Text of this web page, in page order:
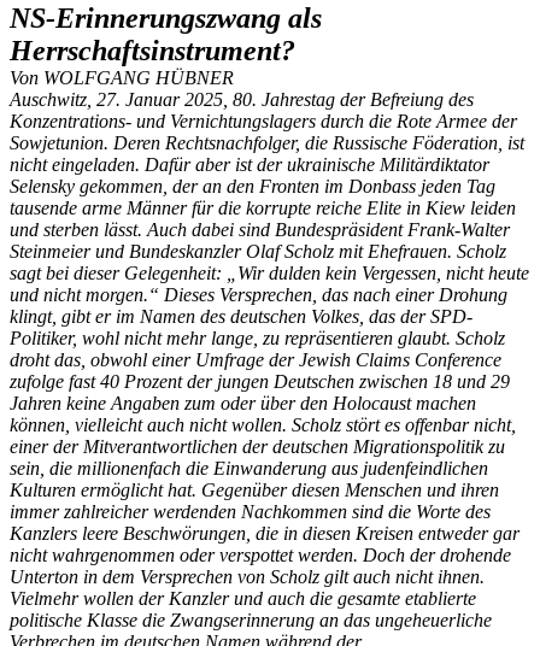
NS-Erinnerungszwang als
Herrschaftsinstrument?
Von WOLFGANG HÜBNER
Auschwitz, 27. Januar 2025, 80. Jahrestag der Befreiung des
Konzentrations- und Vernichtungslagers durch die Rote Armee der
Sowjetunion. Deren Rechtsnachfolger, die Russische Föderation, ist
nicht eingeladen. Dafür aber ist der ukrainische Militärdiktator
Selensky gekommen, der an den Fronten im Donbass jeden Tag
tausende arme Männer für die korrupte reiche Elite in Kiew leiden
und sterben lässt. Auch dabei sind Bundespräsident Frank-Walter
Steinmeier und Bundeskanzler Olaf Scholz mit Ehefrauen. Scholz
sagt bei dieser Gelegenheit: „Wir dulden kein Vergessen, nicht heute
und nicht morgen.“ Dieses Versprechen, das nach einer Drohung
klingt, gibt er im Namen des deutschen Volkes, das der SPD-
Politiker, wohl nicht mehr lange, zu repräsentieren glaubt. Scholz
droht das, obwohl einer Umfrage der Jewish Claims Conference
zufolge fast 40 Prozent der jungen Deutschen zwischen 18 und 29
Jahren keine Angaben zum oder über den Holocaust machen
können, vielleicht auch nicht wollen. Scholz stört es offenbar nicht,
einer der Mitverantwortlichen der deutschen Migrationspolitik zu
sein, die millionenfach die Einwanderung aus judenfeindlichen
Kulturen ermöglicht hat. Gegenüber diesen Menschen und ihren
immer zahlreicher werdenden Nachkommen sind die Worte des
Kanzlers leere Beschwörungen, die in diesen Kreisen entweder gar
nicht wahrgenommen oder verspottet werden. Doch der drohende
Unterton in dem Versprechen von Scholz gilt auch nicht ihnen.
Vielmehr wollen der Kanzler und auch die gesamte etablierte
politische Klasse die Zwangserinnerung an das ungeheuerliche
Verbrechen im deutschen Namen während der